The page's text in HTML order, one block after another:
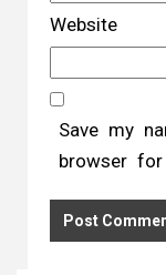
Website
Save my
browser